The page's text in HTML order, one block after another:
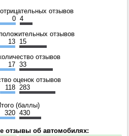
отзывов
0 4
отзывов
13 15
отзывов
17 33
оценок отзывов
118 283
(баллы)
320 430
отзывы об автомобилях: